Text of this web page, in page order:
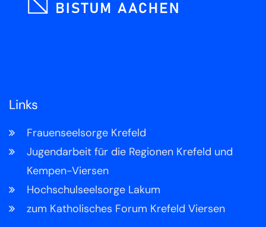
Links
Frauenseelsorge Krefeld
Jugendarbeit für die Regionen Krefeld und
Kempen-Viersen
Hochschulseelsorge Lakum
zum Katholisches Forum Krefeld Viersen